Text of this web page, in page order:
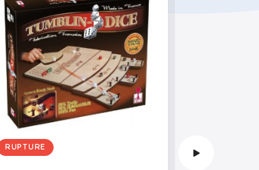
RUPTURE